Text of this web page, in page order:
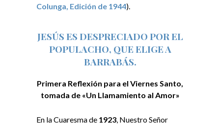
Colunga, Edición de 1944).
JESÚS ES DESPRECIADO POR EL
POPULACHO, QUE ELIGE A
BARRABÁS.
Primera Reflexión para el Viernes Santo,
tomada de «Un Llamamiento al Amor»
En la Cuaresma de 1923, Nuestro Señor